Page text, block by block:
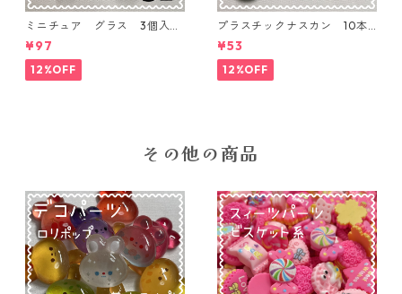
ミニチュア グラス 3個入り
【MNT-GLS-3P-01】
¥97
12%OFF
プラスチックナスカン 10本
入り【PK-10】
¥53
12%OFF
その他の商品